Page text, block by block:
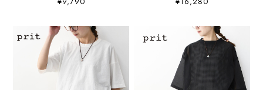
ーサイズ・ゆったりサイ
ズ・ドロップショルダー・
羽織り・ノーカラー・
LADY'S [2026SS]
ンディゴシャツ・フード付
ス・薄手デニム・シアーデ
ニムシャツ・ワイドシルエ
ット・ゆったりシルエッ
ト・LADY'S [2026SS]